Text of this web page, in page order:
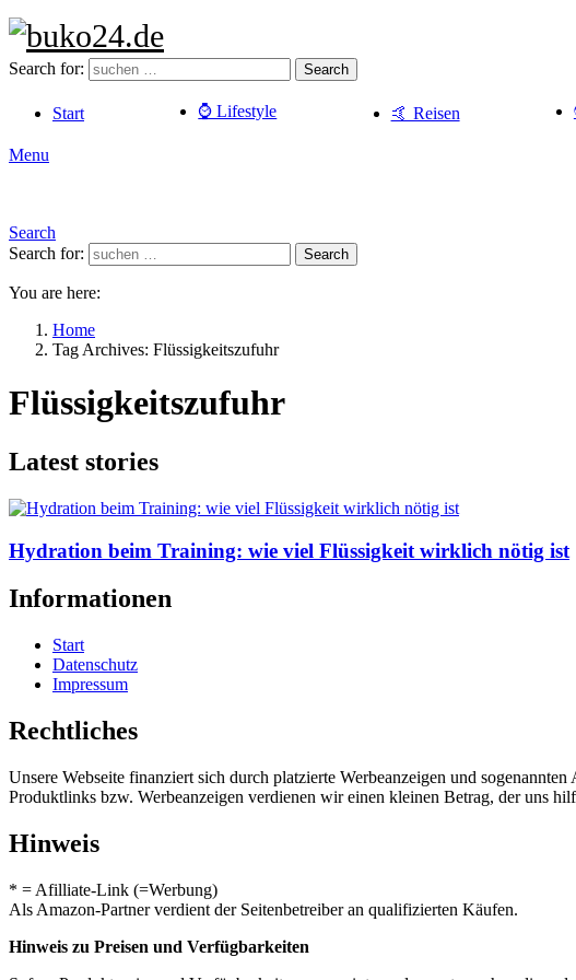
Search for: Search
Start ⌚️ Lifestyle 🤙 Reisen
Menu
Search
Search for:
Search
You are here:
Home
Tag Archives: Flüssigkeitszufuhr
Flüssigkeitszufuhr
Latest stories
Hydration beim Training: wie viel Flüssigkeit wirklich nötig ist
Informationen
Start
Datenschutz
Impressum
Rechtliches
Unsere Webseite finanziert sich durch platzierte Werbeanzeigen und
Produktlinks bzw. Werbeanzeigen verdienen wir einen kleinen Betrag, der uns
Hinweis
* = Afilliate-Link (=Werbung)
Als Amazon-Partner verdient der Seitenbetreiber an qualifizierten Käufen.
Hinweis zu Preisen und Verfügbarkeiten